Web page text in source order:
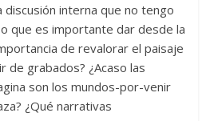
discusión interna que no tengo
que es importante dar desde la
de revalorar el paisaje
de grabados? ¿Acaso las
son los mundos-por-venir
¿Qué narrativas